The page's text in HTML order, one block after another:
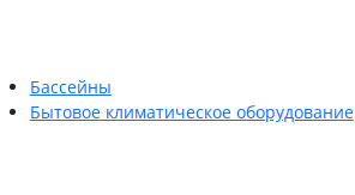
Бассейны
Бытовое климатическое оборудование